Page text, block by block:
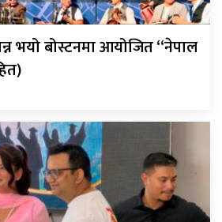
भयो बोस्टनमा आयोजित “नेपाल